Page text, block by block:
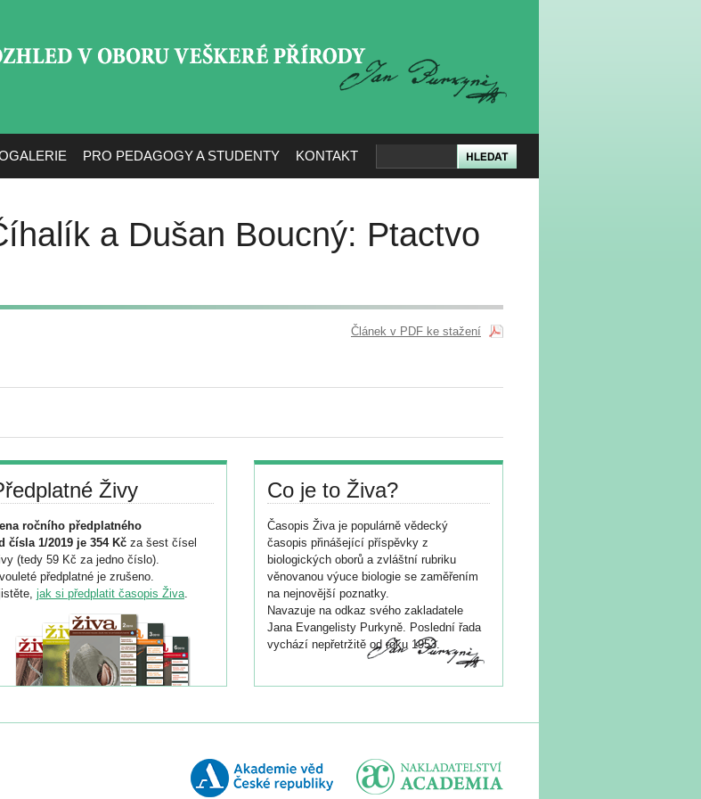
PRO PEDAGOGY A STUDENTY KONTAKT
a Dušan Boucný: Ptactvo
Článek v PDF ke stažení
Živy
ročního předplatného
čísla 1/2019 je 354 Kč za šest čísel
(tedy 59 Kč za jedno číslo).
předplatné je zrušeno.
jak si předplatit časopis Živa.
Co je to Živa?
Časopis Živa je populárně vědecký
časopis přinášející příspěvky z
biologických oborů a zvláštní rubriku
věnovanou výuce biologie se zaměřením
na nejnovější poznatky.
Navazuje na odkaz svého zakladatele
Jana Evangelisty Purkyně. Poslední řada
vychází nepřetržitě od roku 1953.